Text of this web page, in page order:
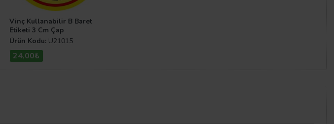
Vinç Kullanabilir B Baret
Etiketi 3 Cm Çap
Ürün Kodu: U21015
24,00₺